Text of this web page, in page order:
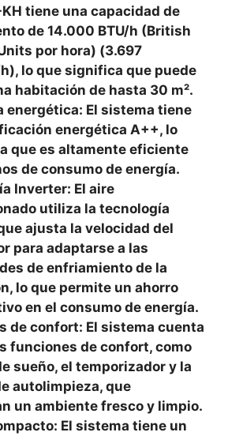
KH tiene una capacidad de
de 14.000 BTU/h (British
por hora) (3.697
lo que significa que puede
habitación de hasta 30 m².
energética: El sistema tiene
energética A++, lo
que es altamente eficiente
de consumo de energía.
Inverter: El aire
utiliza la tecnología
ajusta la velocidad del
para adaptarse a las
de enfriamiento de la
lo que permite un ahorro
en el consumo de energía.
de confort: El sistema cuenta
funciones de confort, como
sueño, el temporizador y la
autolimpieza, que
un ambiente fresco y limpio.
El sistema tiene un